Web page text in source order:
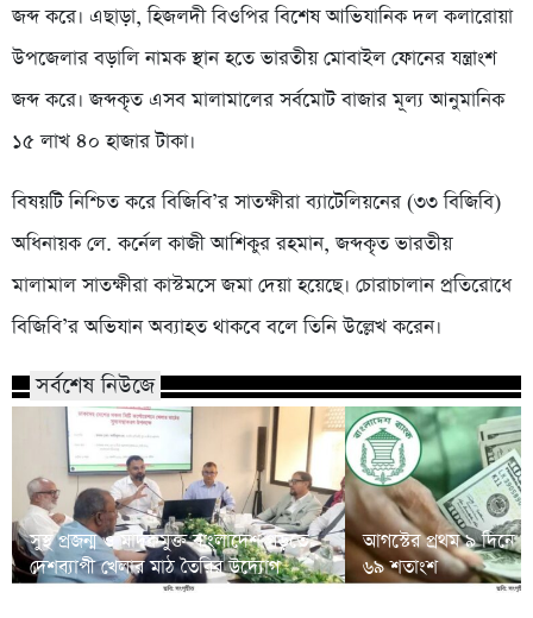
জব্দ করে। এছাড়া, হিজলদী বিওপির বিশেষ আভিযানিক দল কলারোয়া
উপজেলার বড়ালি নামক স্থান হতে ভারতীয় মোবাইল ফোনের যন্ত্রাংশ
জব্দ করে। জব্দকৃত এসব মালামালের সর্বমোট বাজার মূল্য আনুমানিক
১৫ লাখ ৪০ হাজার টাকা।
বিষয়টি নিশ্চিত করে বিজিবি’র সাতক্ষীরা ব্যাটেলিয়নের (৩৩ বিজিবি)
অধিনায়ক লে. কর্নেল কাজী আশিকুর রহমান, জব্দকৃত ভারতীয়
মালামাল সাতক্ষীরা কাস্টমসে জমা দেয়া হয়েছে। চোরাচালান প্রতিরোধে
বিজিবি’র অভিযান অব্যাহত থাকবে বলে তিনি উল্লেখ করেন।
সর্বশেষ নিউজে
সুস্থ প্রজন্ম ও মাদকমুক্ত বাংলাদেশ গড়তে
দেশব্যাপী খেলার মাঠ তৈরির উদ্যোগ
আগস্টের প্রথম ৯ দিনে
৬৯ শতাংশ